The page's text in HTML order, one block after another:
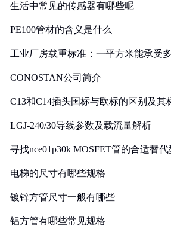
生活中常见的传感器有哪些呢
PE100管材的含义是什么
工业厂房载重标准：一平方米能承受
CONOSTAN公司简介
C13和C14插头国标与欧标的区别及其
LGJ-240/30导线参数及载流量解析
寻找nce01p30k MOSFET管的合适替
电梯的尺寸有哪些规格
镀锌方管尺寸一般有哪些
铝方管有哪些常见规格